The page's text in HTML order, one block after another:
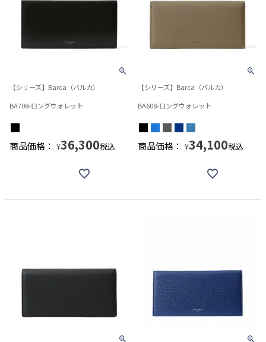
【シリーズ】Barca（バルカ）
BA708-ロングウォレット
商品価格： ¥36,300税込
【シリーズ】Barca（バルカ）
BA608-ロングウォレット
商品価格： ¥34,100税込